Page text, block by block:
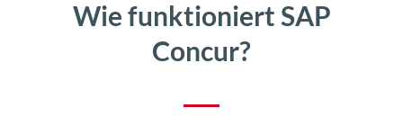
Wie funktioniert SAP
Concur?